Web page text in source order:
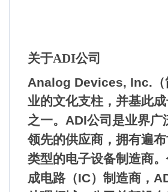
关于ADI公司
Analog Devices, Inc.
业的文化支柱，并基此
之一。 ADI公司是业界广
领先的供应商，拥有遍
类型的电子设备制造商
成电路（IC）制造商，